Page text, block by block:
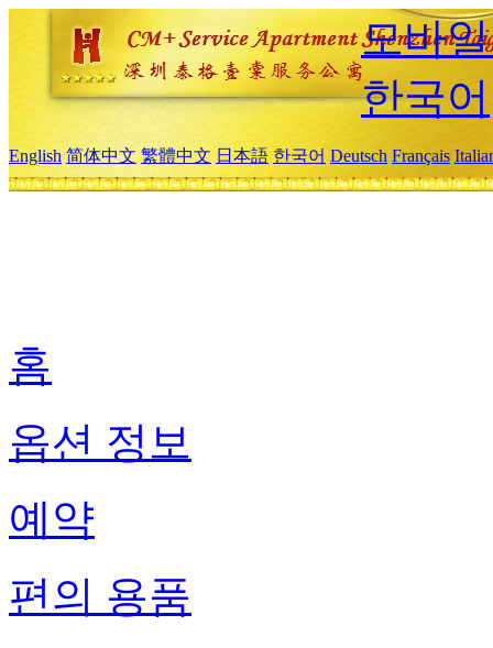
모바
한국어
English 简体中文 繁體中文 日本語 한국어 Deutsch Français
홈
옵션 정보
예약
편의 용품